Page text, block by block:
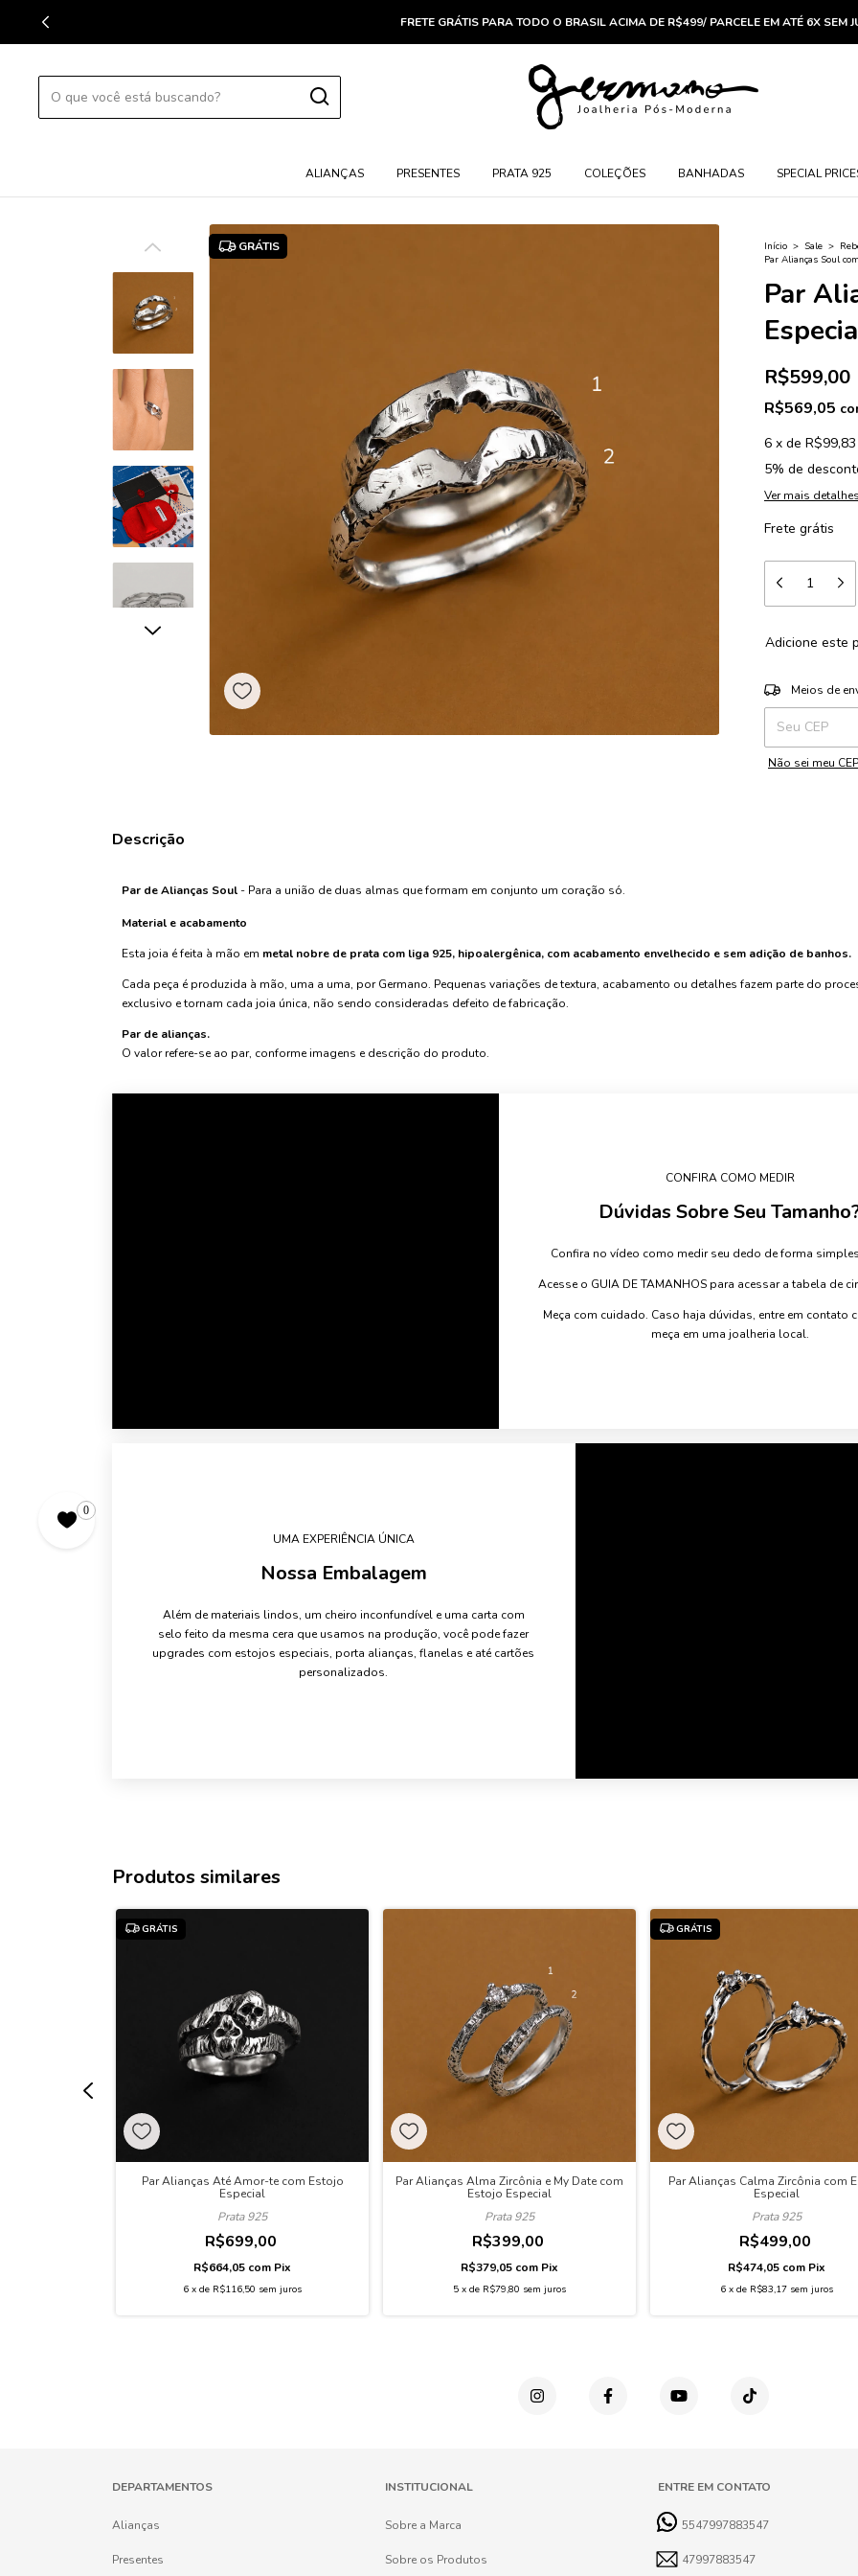
FRETE GRÁTIS PARA TODO O BRASIL ACIMA DE R$499/ PARCELE EM ATÉ 6X SEM
ALIANÇAS PRESENTES PRATA 925 COLEÇÕES BANHADAS SPECIAL
GRÁTIS Início > Sale >
Par Alianças Soul
Par
R$599,00
R$569,05
6 x de R$99,83
5% de
Ver mais detalhes
Frete grátis
Adicione este
Entregas para o
Meios de
Não sei meu CEP
Descrição
Par de Alianças Soul- Para a união de duas almas que formam em conjunto um coração só.
Material e acabamento
Esta joia é feita à mão em metal nobre de prata com liga 925, hipoalergênica, com acabamento envelhecido e sem adição de banhos.
Cada peça é produzida à mão, uma a uma, por Germano. Pequenas variações de textura, acabamento ou detalhes fazem parte do
exclusivo e tornam cada joia única, não sendo consideradas defeito de fabricação.
Par de alianças.
O valor refere-se ao par, conforme imagens e descrição do produto.
CONFIRA COMO MEDIR
Dúvidas Sobre Seu
Confira no vídeo como medir seu dedo de forma
Acesse o GUIA DE TAMANHOS para acessar a tabela de
Meça com cuidado. Caso haja dúvidas, entre em contato
meça em uma joalheria local.
UMA EXPERIÊNCIA ÚNICA
Nossa Embalagem
Além de materiais lindos, um cheiro inconfundível e uma carta com
selo feito da mesma cera que usamos na produção, você pode fazer
upgrades com estojos especiais, porta alianças, flanelas e até cartões
personalizados.
Produtos similares
GRÁTIS
Par Alianças Até Amor-te com Estojo
Especial
Prata 925
R$699,00
R$664,05 com Pix
6 x de R$116,50 sem juros
Par Alianças Alma Zircônia e My Date com
Estojo Especial
Prata 925
R$399,00
R$379,05 com Pix
5 x de R$79,80 sem juros
GRÁTIS
Par Alianças Calma Zircônia com
Especial
Prata 925
R$499,00
R$474,05 com Pix
6 x de R$83,17 sem juros
DEPARTAMENTOS
Alianças
Presentes
INSTITUCIONAL
Sobre a Marca
Sobre os Produtos
ENTRE EM CONTATO
5547997883547
47997883547
0